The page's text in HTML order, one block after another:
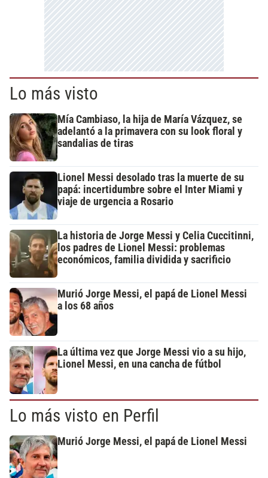
Lo más visto
Mía Cambiaso, la hija de María Vázquez, se
adelantó a la primavera con su look floral y
sandalias de tiras
Lionel Messi desolado tras la muerte de su
papá: incertidumbre sobre el Inter Miami y
viaje de urgencia a Rosario
La historia de Jorge Messi y Celia Cuccitinni,
los padres de Lionel Messi: problemas
económicos, familia dividida y sacrificio
Murió Jorge Messi, el papá de Lionel Messi
a los 68 años
La última vez que Jorge Messi vio a su hijo,
Lionel Messi, en una cancha de fútbol
Lo más visto en Perfil
Murió Jorge Messi, el papá de Lionel Messi